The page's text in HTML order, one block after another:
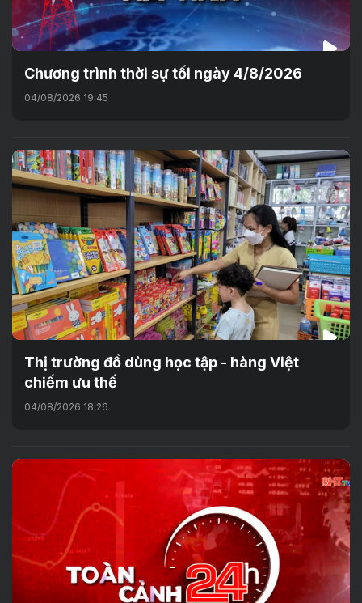
Chương trình thời sự tối ngày 4/8/2026
04/08/2026 19:45
Thị trường đồ dùng học tập - hàng Việt
chiếm ưu thế
04/08/2026 18:26